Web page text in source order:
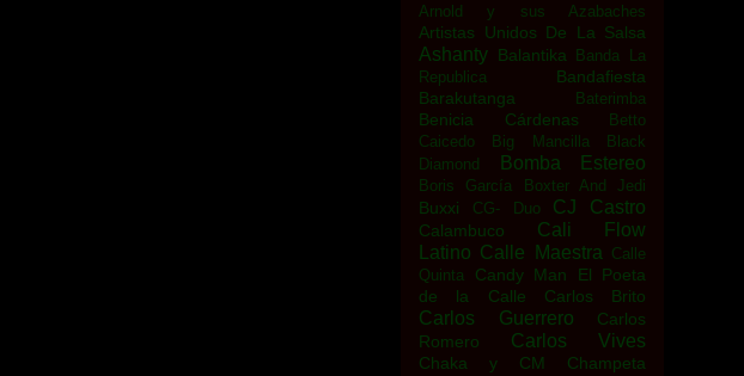
Arnold y sus Azabaches
Artistas Unidos De La Salsa
Ashanty Balantika
Banda La
Republica
Bandafiesta
Barakutanga
Baterimba
Benicia Cárdenas
Betto
Caicedo
Big Mancilla
Black
Diamond
Bomba Estereo
Boris García Boxter And Jedi
Buxxi CG- Duo CJ Castro
Calambuco
Cali Flow
Latino Calle Maestra Calle
Quinta
Candy Man El Poeta
de la Calle
Carlos Brito
Carlos Guerrero
Carlos
Romero
Carlos Vives
Chaka y CM
Champeta